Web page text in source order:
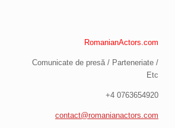
RomanianActors.com
Comunicate de presă / Parteneriate /
Etc
+4 0763654920
contact@romanianactors.com